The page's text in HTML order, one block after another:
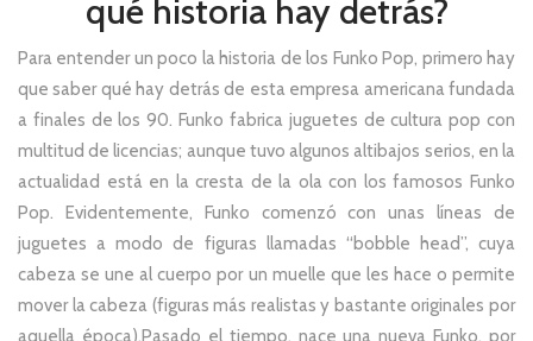
qué historia hay detrás?
Para entender un poco la historia de los Funko Pop, primero hay
que saber qué hay detrás de esta empresa americana fundada
a finales de los 90. Funko fabrica juguetes de cultura pop con
multitud de licencias; aunque tuvo algunos altibajos serios, en la
actualidad está en la cresta de la ola con los famosos Funko
Pop. Evidentemente, Funko comenzó con unas líneas de
juguetes a modo de figuras llamadas “bobble head”, cuya
cabeza se une al cuerpo por un muelle que les hace o permite
mover la cabeza (figuras más realistas y bastante originales por
aquella época).Pasado el tiempo, nace una nueva Funko, por